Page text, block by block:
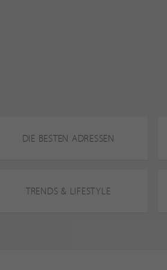
DIE BESTEN ADRESSEN
TRENDS & LIFESTYLE